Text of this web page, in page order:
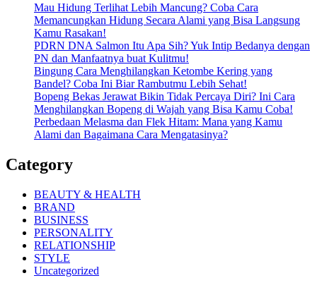
Mau Hidung Terlihat Lebih Mancung? Coba Cara
Memancungkan Hidung Secara Alami yang Bisa Langsung
Kamu Rasakan!
PDRN DNA Salmon Itu Apa Sih? Yuk Intip Bedanya dengan
PN dan Manfaatnya buat Kulitmu!
Bingung Cara Menghilangkan Ketombe Kering yang
Bandel? Coba Ini Biar Rambutmu Lebih Sehat!
Bopeng Bekas Jerawat Bikin Tidak Percaya Diri? Ini Cara
Menghilangkan Bopeng di Wajah yang Bisa Kamu Coba!
Perbedaan Melasma dan Flek Hitam: Mana yang Kamu
Alami dan Bagaimana Cara Mengatasinya?
Category
BEAUTY & HEALTH
BRAND
BUSINESS
PERSONALITY
RELATIONSHIP
STYLE
Uncategorized